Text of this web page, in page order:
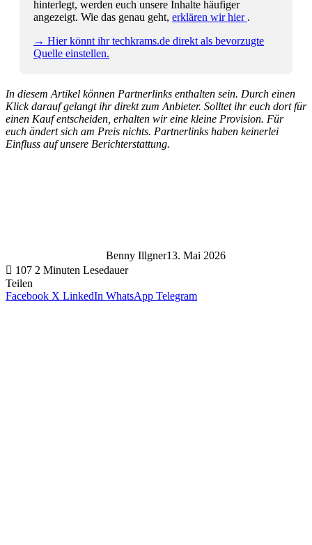
hinterlegt, werden euch unsere Inhalte häufiger
angezeigt. Wie das genau geht, erklären wir hier .
→ Hier könnt ihr techkrams.de direkt als bevorzugte
Quelle einstellen.
In diesem Artikel können Partnerlinks enthalten sein. Durch einen
Klick darauf gelangt ihr direkt zum Anbieter. Solltet ihr euch dort für
einen Kauf entscheiden, erhalten wir eine kleine Provision. Für
euch ändert sich am Preis nichts. Partnerlinks haben keinerlei
Einfluss auf unsere Berichterstattung.
Benny Illgner13. Mai 2026
107 2 Minuten Lesedauer
Teilen
Facebook X LinkedIn WhatsApp Telegram